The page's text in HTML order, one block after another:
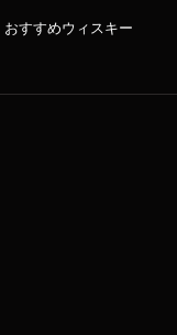
おすすめウィスキー